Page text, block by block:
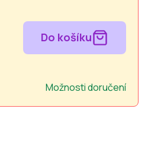
Možnosti doručení